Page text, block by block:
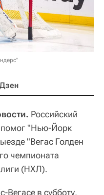
Дзен
Российский
"Нью-Йорк
"Вегас Голден
чемпионата
(НХЛ).
в субботу,